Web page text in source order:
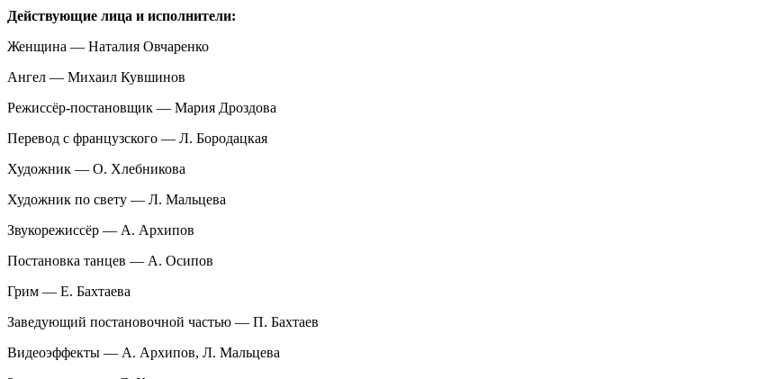
Действующие лица и исполнители:
Женщина — Наталия Овчаренко
Ангел — Михаил Кувшинов
Режиссёр-постановщик — Мария Дроздова
Перевод с французского — Л. Бородацкая
Художник — О. Хлебникова
Художник по свету — Л. Мальцева
Звукорежиссёр — А. Архипов
Постановка танцев — А. Осипов
Грим — Е. Бахтаева
Заведующий постановочной частью — П. Бахтаев
Видеоэффекты — А. Архипов, Л. Мальцева